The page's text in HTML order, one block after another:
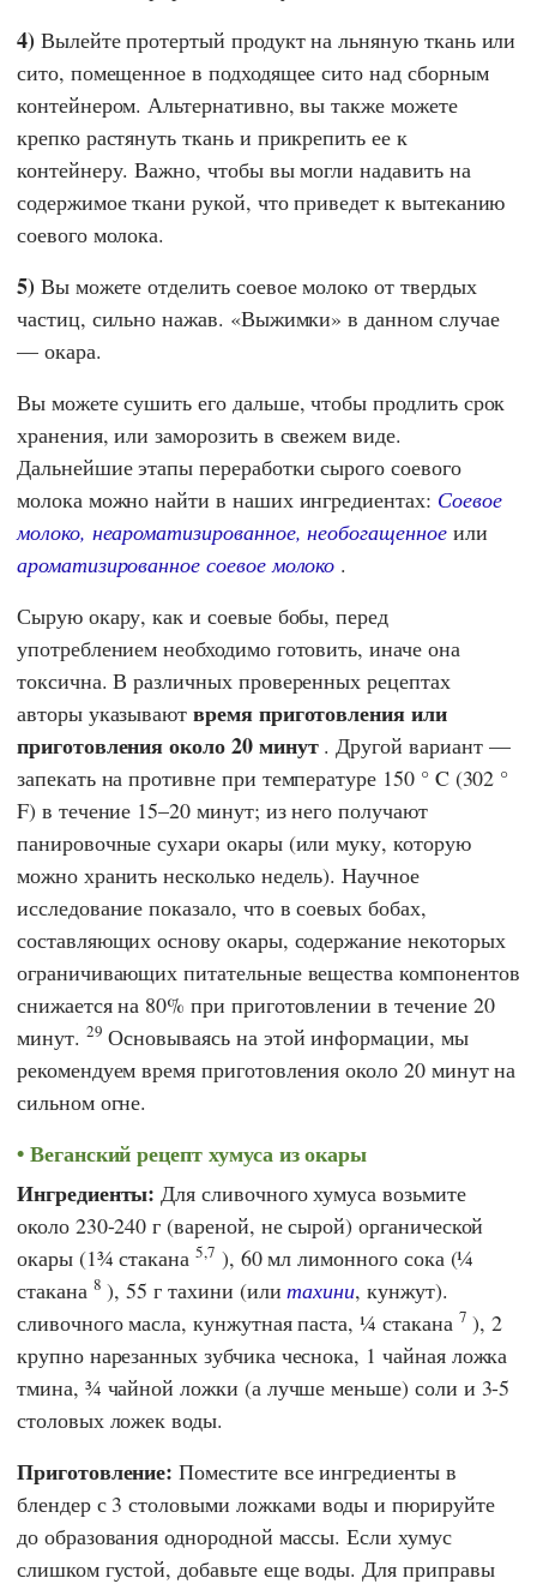
4) Вылейте протертый продукт на льняную ткань или
сито, помещенное в подходящее сито над сборным
контейнером. Альтернативно, вы также можете
крепко растянуть ткань и прикрепить ее к
контейнеру. Важно, чтобы вы могли надавить на
содержимое ткани рукой, что приведет к вытеканию
соевого молока.
5) Вы можете отделить соевое молоко от твердых
частиц, сильно нажав. «Выжимки» в данном случае
— окара.
Вы можете сушить его дальше, чтобы продлить срок
хранения, или заморозить в свежем виде.
Дальнейшие этапы переработки сырого соевого
молока можно найти в наших ингредиентах: Соевое
молоко, неароматизированное, необогащенноеили
ароматизированное соевое молоко .
Сырую окару, как и соевые бобы, перед
употреблением необходимо готовить, иначе она
токсична. В различных проверенных рецептах
авторы указываютвремя приготовления или
приготовления около 20 минут. Другой вариант —
запекать на противне при температуре 150 ° C (302 °
F) в течение 15–20 минут; из него получают
панировочные сухари окары (или муку, которую
можно хранить несколько недель). Научное
исследование показало, что в соевых бобах,
составляющих основу окары, содержание некоторых
ограничивающих питательные вещества компонентов
снижается на 80% при приготовлении в течение 20
минут. 29 Основываясь на этой информации, мы
рекомендуем время приготовления около 20 минут на
сильном огне.
Веганский рецепт хумуса из окары
Ингредиенты: Для сливочного хумуса возьмите
около 230-240 г (вареной, не сырой) органической
окары (1¾ стакана5,7 ), 60 мл лимонного сока (¼
стакана 8 ), 55 г тахини (или тахини, кунжут).
сливочного масла, кунжутная паста, ¼ стакана 7 ), 2
крупно нарезанных зубчика чеснока, 1 чайная ложка
тмина, ¾ чайной ложки (а лучше меньше) соли и 3-5
столовых ложек воды.
Приготовление: Поместите все ингредиенты в
блендер с 3 столовыми ложками воды и пюрируйте
до образования однородной массы. Если хумус
слишком густой, добавьте еще воды. Для приправы